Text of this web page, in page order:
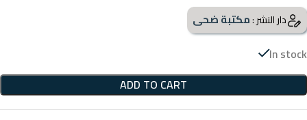
دار النشر :مكتبة ضحى
In stock
ADD TO CART